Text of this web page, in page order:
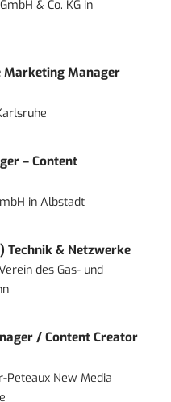
& Co. KG in
Marketing Manager
– Content
inAlbstadt
Technik & Netzwerke
des Gas- und
/ Content Creator
Peteaux New Media